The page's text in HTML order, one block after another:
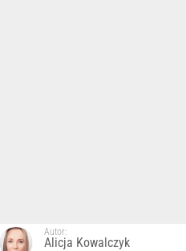
Autor:
Alicja Kowalczyk